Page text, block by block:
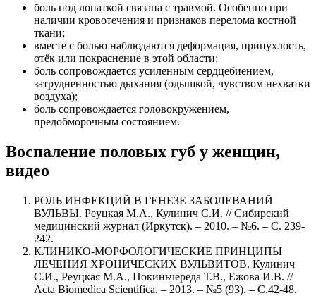
боль под лопаткой связана с травмой. Особенно при
наличии кровотечения и признаков перелома костной
ткани;
вместе с болью наблюдаются деформация, припухлость,
отёк или покраснение в этой области;
боль сопровождается усиленным сердцебиением,
затрудненностью дыхания (одышкой, чувством нехватки
воздуха);
боль сопровождается головокружением,
предобморочным состоянием.
Воспаление половых губ у женщин,
видео
РОЛЬ ИНФЕКЦИЙ В ГЕНЕЗЕ ЗАБОЛЕВАНИЙ
ВУЛЬВЫ. Реуцкая М.А., Кулинич С.И. // Сибирский
медицинский журнал (Иркутск). – 2010. – №6. – С. 239-
242.
КЛИНИКО-МОРФОЛОГИЧЕСКИЕ ПРИНЦИПЫ
ЛЕЧЕНИЯ ХРОНИЧЕСКИХ ВУЛЬВИТОВ. Кулинич
С.И., Реуцкая М.А., Покиньчереда Т.В., Ежова И.В. //
Acta Biomedica Scientifica. – 2013. – №5 (93). – С.42-48.